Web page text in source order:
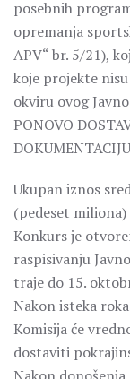
posebnih
opremanja
APV“ br. 5/21),
koje projekte
okviru ovog
PONOVO
Ukupan iznos
(pedeset miliona)
Konkurs je
raspisivanju
traje do 15.
Nakon isteka
Komisija će
dostaviti